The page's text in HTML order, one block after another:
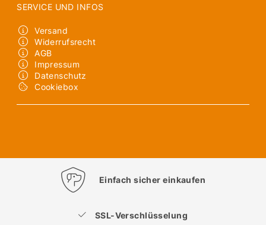
SERVICE UND INFOS
Versand
Widerrufsrecht
AGB
Impressum
Datenschutz
Cookiebox
Einfach sicher einkaufen
SSL-Verschlüsselung